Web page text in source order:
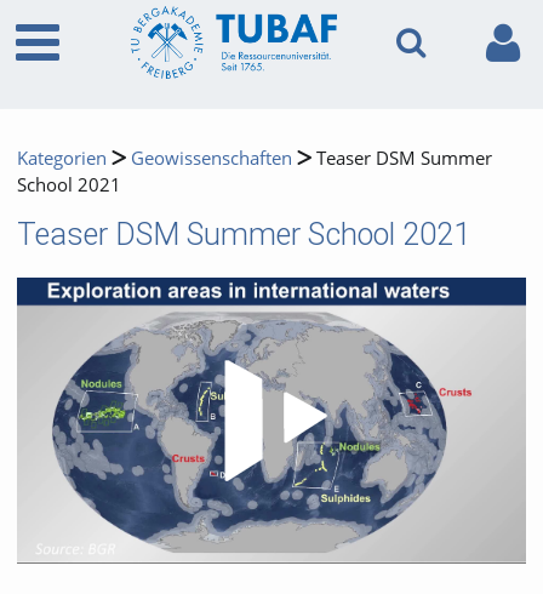
Kategorien Geowissenschaften
Teaser DSM Summer
School 2021
Teaser DSM Summer School 2021